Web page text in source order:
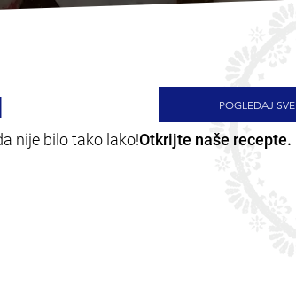
POGLEDAJ SVE
nije bilo tako lako!Otkrijte naše recepte.